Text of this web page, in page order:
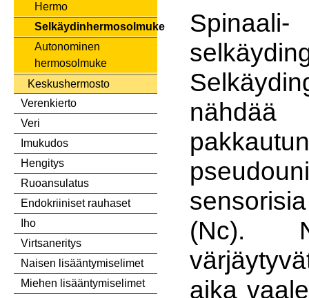
Hermo
Selkäydinhermosolmuke
Autonominen
hermosolmuke
Keskushermosto
Verenkierto
Veri
Imukudos
Hengitys
Ruoansulatus
Endokriiniset rauhaset
Iho
Virtsaneritys
Naisen lisääntymiselimet
Miehen lisääntymiselimet
(Nc).
aika